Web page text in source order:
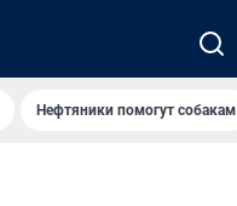
Нефтяники помогут собакам